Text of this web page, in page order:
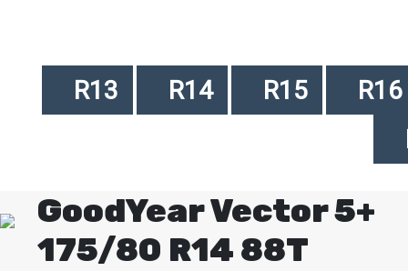
R13 R14 R15
R16
GoodYear Vector 5+
175/80 R14 88T